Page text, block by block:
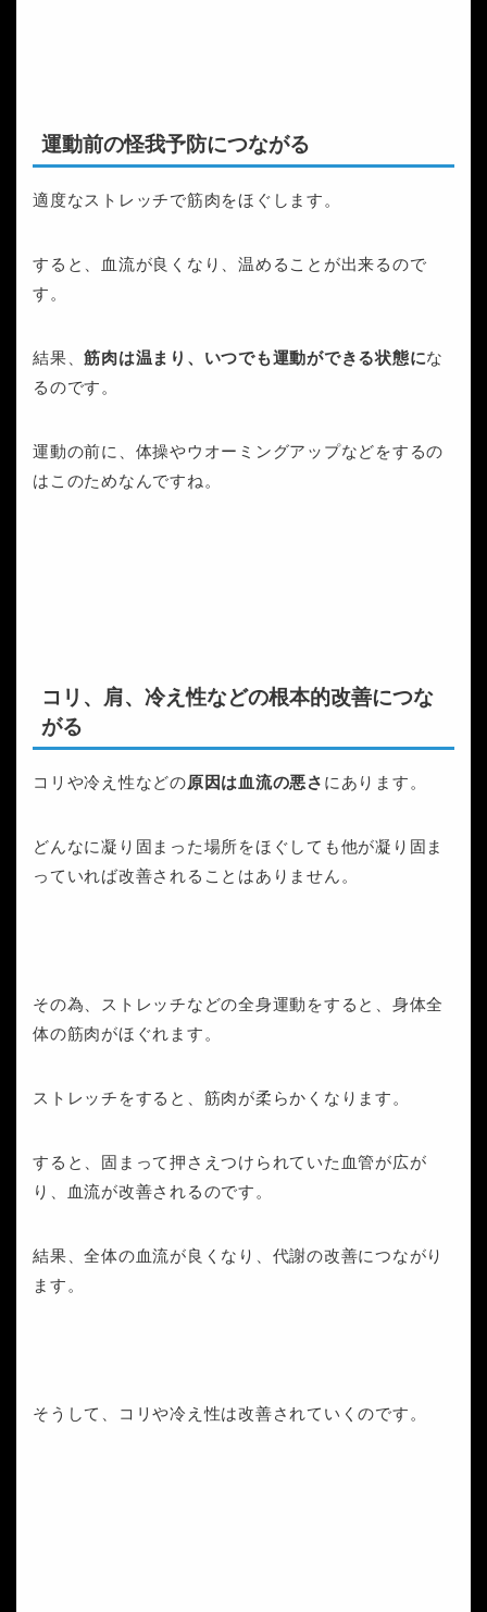
運動前の怪我予防につながる
適度なストレッチで筋肉をほぐします。
すると、血流が良くなり、温めることが出来るので
す。
結果、筋肉は温まり、いつでも運動ができる状態にな
るのです。
運動の前に、体操やウオーミングアップなどをするの
はこのためなんですね。
コリ、肩、冷え性などの根本的改善につな
がる
コリや冷え性などの原因は血流の悪さ にあります。
どんなに凝り固まった場所をほぐしても他が凝り固ま
っていれば改善されることはありません。
その為、ストレッチなどの全身運動をすると、身体全
体の筋肉がほぐれます。
ストレッチをすると、筋肉が柔らかくなります。
すると、固まって押さえつけられていた血管が広が
り、血流が改善されるのです。
結果、全体の血流が良くなり、代謝の改善につながり
ます。
そうして、コリや冷え性は改善されていくのです。